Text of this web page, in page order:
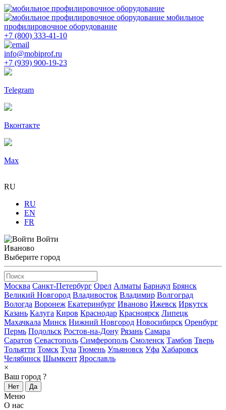
мобильное
профилировочное оборудование
+7 (800) 333-41-10
info@mobiprof.ru
+7 (939) 900-19-23
Telegram
Вконтакте
Max
RU
RU
EN
FR
Войти
Иваново
Выберите город
Москва Санкт-Петербург Орел Алматы Барнаул Брянск
Великий Новгород Владивосток Владимир Волгоград
Вологда Воронеж Екатеринбург Иваново Ижевск Иркутск
Казань Калуга Киров Краснодар Красноярск Липецк
Махачкала Минск Нижний Новгород Новосибирск Оренбург
Пермь Подольск Ростов-на-Дону Рязань Самара
Саратов Севастополь Симферополь Смоленск Тамбов Тверь
Тольятти Томск Тула Тюмень Ульяновск Уфа Хабаровск
Челябинск Шымкент Ярославль
×
Ваш город ?
Нет Да
Меню
О нас